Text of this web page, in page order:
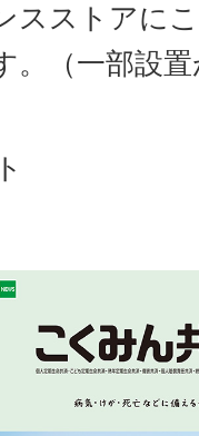
スストアに
。（一部設